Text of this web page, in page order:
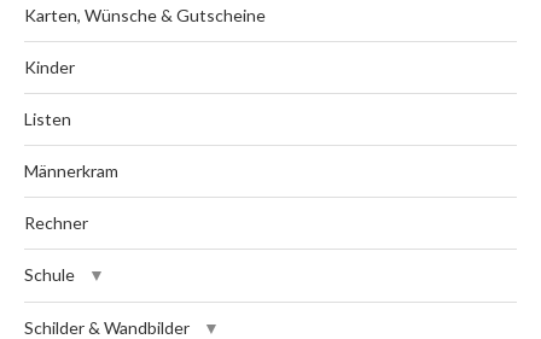
Karten, Wünsche & Gutscheine
Kinder
Listen
Männerkram
Rechner
Schule
Schilder & Wandbilder